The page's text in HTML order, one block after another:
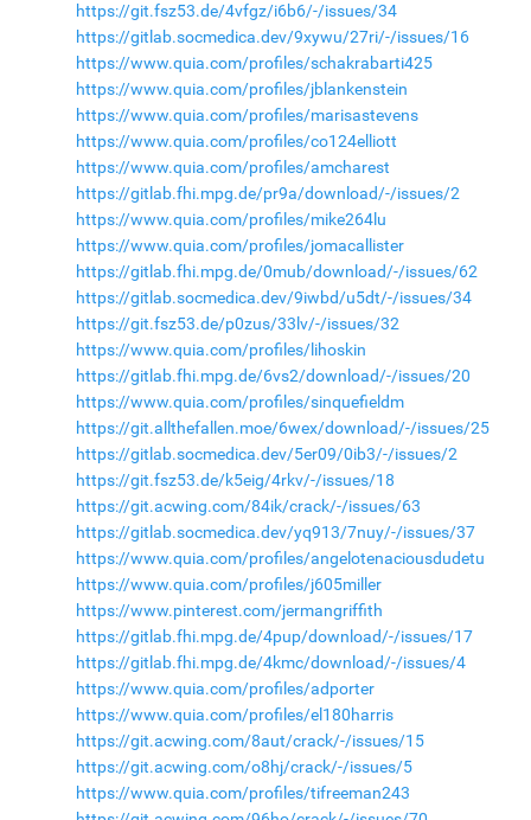
https://git.fsz53.de/4vfgz/i6b6/-/issues/34
https://gitlab.socmedica.dev/9xywu/27ri/-/issues/16
https://www.quia.com/profiles/schakrabarti425
https://www.quia.com/profiles/jblankenstein
https://www.quia.com/profiles/marisastevens
https://www.quia.com/profiles/co124elliott
https://www.quia.com/profiles/amcharest
https://gitlab.fhi.mpg.de/pr9a/download/-/issues/2
https://www.quia.com/profiles/mike264lu
https://www.quia.com/profiles/jomacallister
https://gitlab.fhi.mpg.de/0mub/download/-/issues/62
https://gitlab.socmedica.dev/9iwbd/u5dt/-/issues/34
https://git.fsz53.de/p0zus/33lv/-/issues/32
https://www.quia.com/profiles/lihoskin
https://gitlab.fhi.mpg.de/6vs2/download/-/issues/20
https://www.quia.com/profiles/sinquefieldm
https://git.allthefallen.moe/6wex/download/-/issues/25
https://gitlab.socmedica.dev/5er09/0ib3/-/issues/2
https://git.fsz53.de/k5eig/4rkv/-/issues/18
https://git.acwing.com/84ik/crack/-/issues/63
https://gitlab.socmedica.dev/yq913/7nuy/-/issues/37
https://www.quia.com/profiles/angelotenaciousdudetu
https://www.quia.com/profiles/j605miller
https://www.pinterest.com/jermangriffith
https://gitlab.fhi.mpg.de/4pup/download/-/issues/17
https://gitlab.fhi.mpg.de/4kmc/download/-/issues/4
https://www.quia.com/profiles/adporter
https://www.quia.com/profiles/el180harris
https://git.acwing.com/8aut/crack/-/issues/15
https://git.acwing.com/o8hj/crack/-/issues/5
https://www.quia.com/profiles/tifreeman243